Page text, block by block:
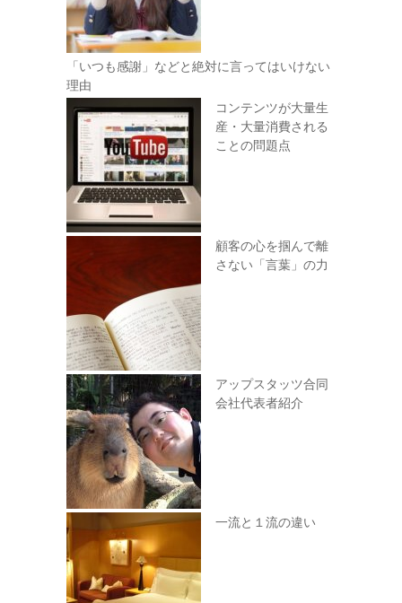
「いつも感謝」などと絶対に言ってはいけない
理由
コンテンツが大量生
産・大量消費される
ことの問題点
顧客の心を掴んで離
さない「言葉」の力
アップスタッツ合同
会社代表者紹介
一流と１流の違い